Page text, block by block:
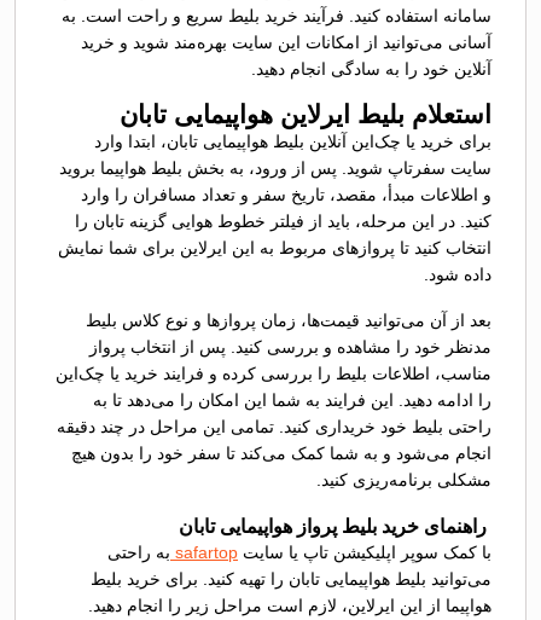
سامانه استفاده کنید. فرآیند خرید بلیط سریع و راحت است. به
آسانی می‌توانید از امکانات این سایت بهره‌مند شوید و خرید
آنلاین خود را به‌ سادگی انجام دهید.
استعلام بلیط ایرلاین هواپیمایی تابان
برای خرید یا چک‌این آنلاین بلیط هواپیمایی تابان، ابتدا وارد
سایت سفرتاپ شوید. پس از ورود، به بخش بلیط هواپیما بروید
و اطلاعات مبدأ، مقصد، تاریخ سفر و تعداد مسافران را وارد
کنید. در این مرحله، باید از فیلتر خطوط هوایی گزینه تابان را
انتخاب کنید تا پروازهای مربوط به این ایرلاین برای شما نمایش
داده شود.
بعد از آن می‌توانید قیمت‌ها، زمان پروازها و نوع کلاس بلیط
مدنظر خود را مشاهده و بررسی کنید. پس از انتخاب پرواز
مناسب، اطلاعات بلیط را بررسی کرده و فرایند خرید یا چک‌این
را ادامه دهید. این فرایند به شما این امکان را می‌دهد تا به
راحتی بلیط خود خریداری کنید. تمامی این مراحل در چند دقیقه
انجام می‌شود و به شما کمک می‌کند تا سفر خود را بدون هیچ
مشکلی برنامه‌ریزی کنید.
راهنمای خرید بلیط پرواز هواپیمایی تابان
با کمک سوپر اپلیکیشن تاپ یا سایت safartop به راحتی
می‌توانید بلیط هواپیمایی تابان را تهیه کنید. برای خرید بلیط
هواپیما از این ایرلاین، لازم است مراحل زیر را انجام دهید.